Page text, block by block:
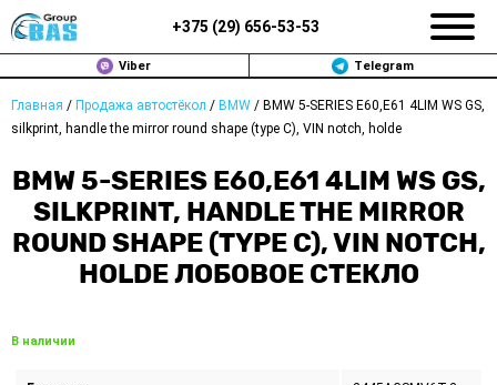
+375 (29) 656-53-53
Viber Telegram
Главная / Продажа автостёкол / BMW / BMW 5-SERIES E60,E61 4LIM WS GS,
silkprint, handle the mirror round shape (type C), VIN notch, holde
BMW 5-SERIES E60,E61 4LIM WS GS,
SILKPRINT, HANDLE THE MIRROR
ROUND SHAPE (TYPE C), VIN NOTCH,
HOLDE ЛОБОВОЕ СТЕКЛО
В наличии
ЗАМЕНА АВТОСТЕКОЛ В МИНСКЕ
ПРОДАЖА АВТОСТЁКОЛ
РЕМОНТ
ДОП. УСЛУГИ